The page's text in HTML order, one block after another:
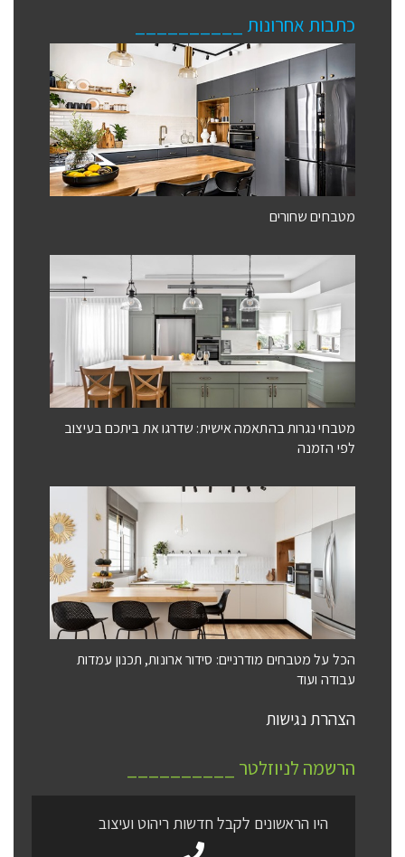
כתבות אחרונות __________
מטבחים שחורים
מטבחי נגרות בהתאמה אישית: שדרגו את ביתכם בעיצוב
לפי הזמנה
הכל על מטבחים מודרניים: סידור ארונות, תכנון עמדות
עבודה ועוד
הצהרת נגישות
הרשמה לניוזלטר __________
היו הראשונים לקבל חדשות ריהוט ועיצוב